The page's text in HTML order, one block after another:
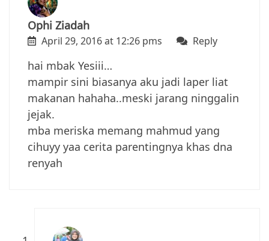
Ophi Ziadah
April 29, 2016 at 12:26 pms Reply
hai mbak Yesiii…
mampir sini biasanya aku jadi laper liat
makanan hahaha..meski jarang ninggalin
jejak.
mba meriska memang mahmud yang
cihuyy yaa cerita parentingnya khas dna
renyah